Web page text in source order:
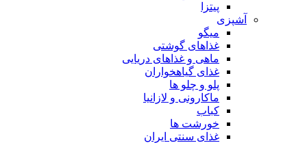
پیتزا
آشپزی
میگو
غذاهای گوشتی
ماهی و غذاهای دریایی
غذای گیاهخواران
پلو و چلو ها
ماکارونی و لازانیا
کباب
خورشت ها
غذای سنتی ایران